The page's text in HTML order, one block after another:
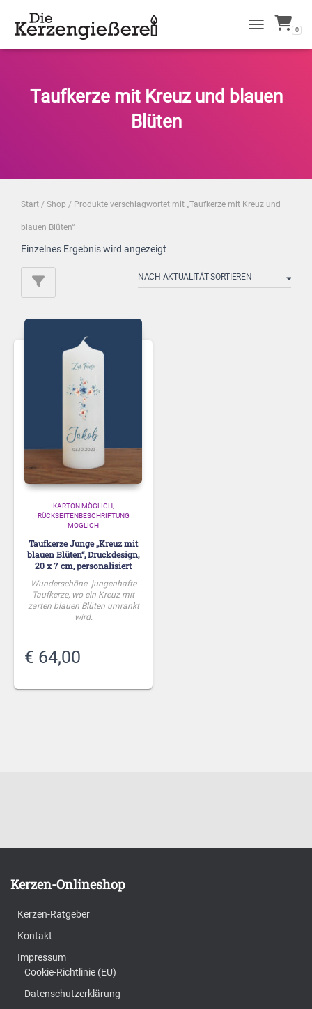
NAVIGATION
0
Taufkerze mit Kreuz und blauen
Blüten
Start / Shop / Produkte verschlagwortet mit „Taufkerze mit Kreuz und
blauen Blüten“
Einzelnes Ergebnis wird angezeigt
KARTON MÖGLICH
RÜCKSEITENBESCHRIFTUNG
MÖGLICH
Taufkerze Junge „Kreuz mit
blauen Blüten“, Druckdesign,
20 x 7 cm, personalisiert
Wunderschöne jungenhafte
Taufkerze, wo ein Kreuz mit
zarten blauen Blüten umrankt
wird.
€ 64,00
Kerzen-Onlineshop
Kerzen-Ratgeber
Kontakt
Impressum
Cookie-Richtlinie (EU)
Datenschutzerklärung